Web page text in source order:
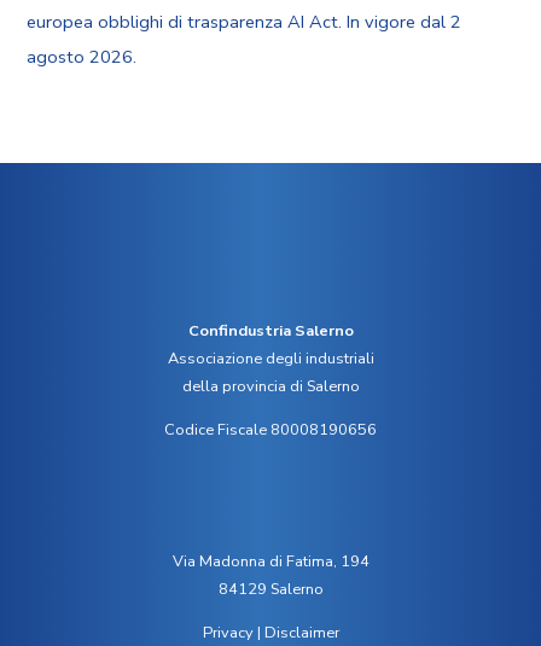
europea obblighi di trasparenza AI Act. In vigore dal 2
agosto 2026.
Confindustria Salerno
Associazione degli industriali
della provincia di Salerno
Codice Fiscale 80008190656
Via Madonna di Fatima, 194
84129 Salerno
Privacy| Disclaimer